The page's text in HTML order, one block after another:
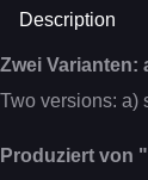
Description
Zwei Varianten:
Two versions: a)
Produziert von